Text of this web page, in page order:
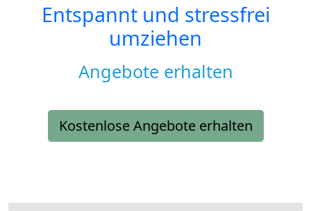
Entspannt und stressfrei
umziehen
Angebote erhalten
Kostenlose Angebote erhalten